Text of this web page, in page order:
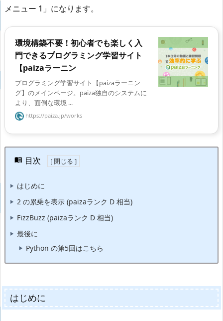
メニュー 1」になります。
環境構築不要！初心者でも楽しく入
門できるプログラミング学習サイト
【paizaラーニン
プログラミング学習サイト【paizaラーニン
グ】のメインページ。paiza独自のシステムに
より、面倒な環境 ...
https://paiza.jp/works
目次
はじめに
2 の累乗を表示 (paizaランク D 相当)
FizzBuzz (paizaランク D 相当)
最後に
Python の第5回はこちら
はじめに